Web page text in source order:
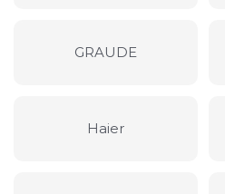
GRAUDE
Haier